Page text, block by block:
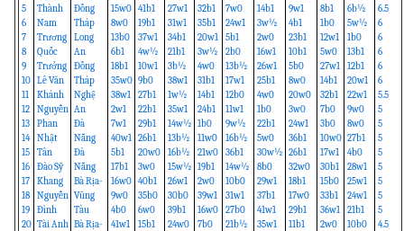
5
6
7
8
9
10
11
12
13
14
15
16
17
18
19
20
Thành
Nam
Trương
Quốc
Trưởng
Lê Văn
Khánh
Nguyễn
Phan
Nhật
Tân
Đào Sỹ
Khang
Nguyễn
Đình
Tài Anh
Đồng
Tháp
Long
An
Đồng
Tháp
Nghệ
An
Đà
Nẵng
Đà
Nẵng
Bà Rịa-
Vũng
Tàu
Bà Rịa-
15w0
8w0
13b0
6b1
18b1
35w0
38w1
2w1
7w1
40w1
5b1
17b1
16w0
9w0
4b0
41w1
41b1
19b1
37w1
4w½
10w1
9b0
27b1
22b1
29b1
26b1
20w0
3w0
40b1
35b0
6w0
15b1
27w1
31w1
34b1
21b1
3b½
38w1
1w½
35w1
14w½
13b½
16b½
15w½
26w1
30b0
39b1
24w0
32b1
35b1
20w1
3w½
4w0
31b1
14b1
24b1
1b0
11w0
21w0
19b1
2w0
39w1
16w0
7b0
7w0
24w1
5b1
2b0
13b½
17w1
12b0
11w1
9w½
16b½
36b1
14w½
10b0
31w1
27b0
21b½
14b1
3w½
2w0
16w1
26w1
25b1
4w0
1b0
22b1
5w0
30w½
8b0
29w1
37b1
41w1
35w1
9w1
4b1
23b1
10b1
5b0
8w0
20w0
3w0
24w1
36b1
26b1
32w0
18b1
17w0
29b1
11b1
8b1
1b0
12w1
5w0
27w1
14b1
32b1
7b0
3b0
10w0
17w1
30b1
15b0
33b1
36w1
2w0
6b½
5w½
1b0
13b1
12b1
20w1
22w1
9w0
8w0
27b1
4b0
28w1
25w1
24w1
21b1
10b0
6.5
6
6
6
6
6
5.5
5
5
5
5
5
5
5
5
4.5